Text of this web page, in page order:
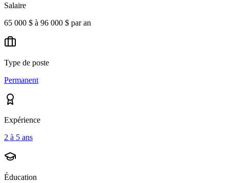
Salaire
65 000 $ à 96 000 $ par an
Type de poste
Permanent
Expérience
2 à 5 ans
Éducation